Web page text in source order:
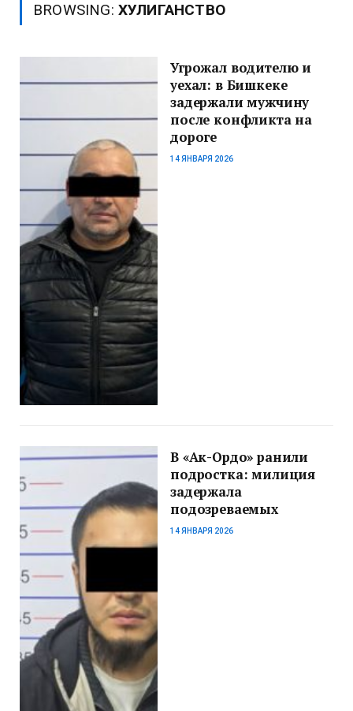
BROWSING: ХУЛИГАНСТВО
Угрожал водителю и
уехал: в Бишкеке
задержали мужчину
после конфликта на
дороге
14 ЯНВАРЯ 2026
В «Ак-Ордо» ранили
подростка: милиция
задержала
подозреваемых
14 ЯНВАРЯ 2026